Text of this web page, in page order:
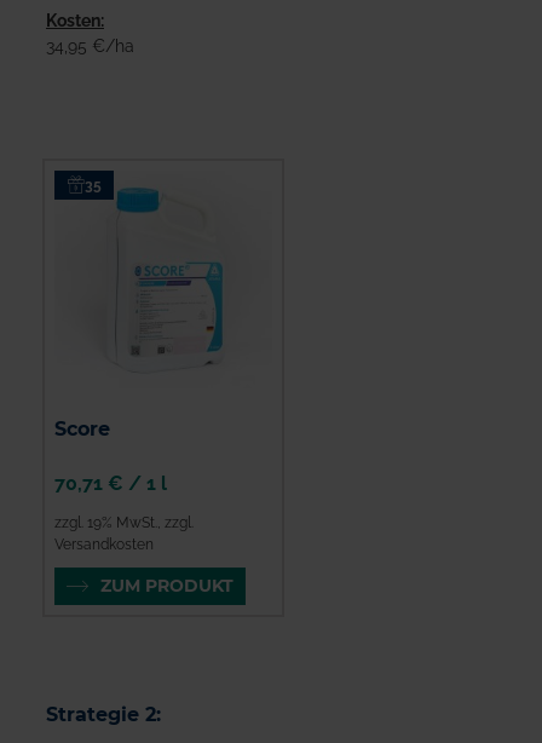
Kosten:
34,95 €/ha
35
Score
zzgl. 19% MwSt.
zzgl.
Versandkosten
70,71 € / 1 l
ZUM PRODUKT
Strategie 2: